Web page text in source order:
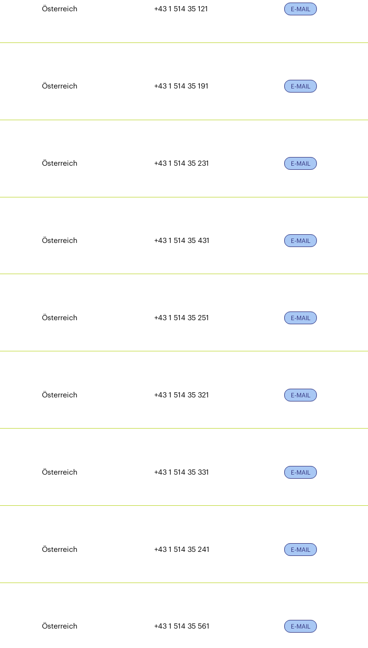
Österreich +43 1 514 35 121 E-MAIL
Österreich +43 1 514 35 191 E-MAIL
Österreich +43 1 514 35 231 E-MAIL
Österreich +43 1 514 35 431 E-MAIL
Österreich +43 1 514 35 251 E-MAIL
Österreich +43 1 514 35 321 E-MAIL
Österreich +43 1 514 35 331 E-MAIL
Österreich +43 1 514 35 241 E-MAIL
Österreich +43 1 514 35 561 E-MAIL